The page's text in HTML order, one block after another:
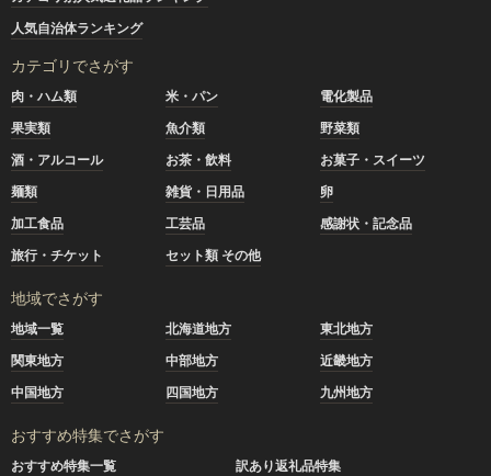
人気自治体ランキング
カテゴリでさがす
肉・ハム類 米・パン
電化製品
果実類
魚介類
野菜類
酒・アルコール
お茶・飲料
お菓子・スイーツ
麺類
雑貨・日用品
卵
加工食品
工芸品
感謝状・記念品
旅行・チケット
セット類 その他
地域でさがす
地域一覧 北海道地方
東北地方
関東地方
中部地方
近畿地方
中国地方
四国地方 九州地方
おすすめ特集でさがす
おすすめ特集一覧
訳あり返礼品特集